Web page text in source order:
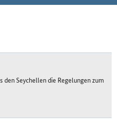
Seychellen die Regelungen zum